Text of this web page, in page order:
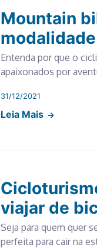
Mountain
modalidade
Entenda por que o
apaixonados por
31/12/2021
Leia Mais
viajar de
Seja para quem quer
perfeita para cair na